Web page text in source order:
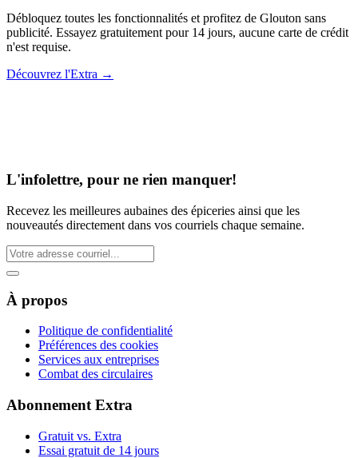
Débloquez toutes les fonctionnalités et profitez de Glouton sans
publicité. Essayez gratuitement pour 14 jours, aucune carte de crédit
n'est requise.
Découvrez l'Extra →
L'infolettre, pour ne rien manquer!
Recevez les meilleures aubaines des épiceries ainsi que les
nouveautés directement dans vos courriels chaque semaine.
À propos
Politique de confidentialité
Préférences des cookies
Services aux entreprises
Combat des circulaires
Abonnement Extra
Gratuit vs. Extra
Essai gratuit de 14 jours